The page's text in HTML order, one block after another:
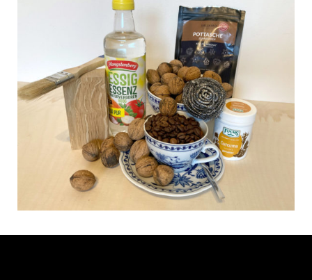
Beize selbst gemixt
AUSGABE 54, TECHNIK & NEUES